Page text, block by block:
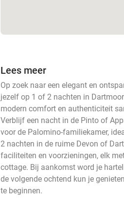
Lees meer
Op zoek naar een elegant en
jezelf op 1 of 2 nachten in
modern comfort en authenticiteit
Verblijf een nacht in de Pinto of
voor de Palomino-familiekamer,
2 nachten in de ruime Devon of
faciliteiten en voorzieningen, elk
cottage. Bij aankomst word je
de volgende ochtend kun je
te beginnen.